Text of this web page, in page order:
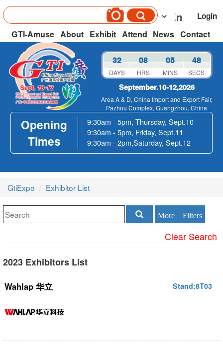
Login
GTI-Amuse About Exhibit Attend News Contact
32 08 05 48
DAYS HRS MINS SECS
September.10-12,2026
Area A & D, China Import and Export Fair,
Pazhou Complex, Guangzhou, China
Opening
Times
9:30am - 5pm, Thursday, Sept.10
9:30am - 5pm, Friday, Sept.11
9:30am - 2pm,Saturday, Sept.12
GtiExpo Exhibitor List
More Filters
Clear Search
2023 Exhibitors List
Wahlap 华立 Stand:8T03